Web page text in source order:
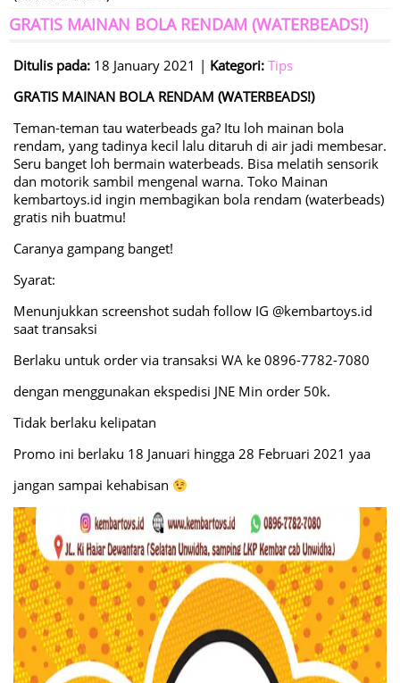
GRATIS MAINAN BOLA RENDAM (WATERBEADS!)
Ditulis pada: 18 January 2021 | Kategori: Tips
GRATIS MAINAN BOLA RENDAM (WATERBEADS!)
Teman-teman tau waterbeads ga? Itu loh mainan bola
rendam, yang tadinya kecil lalu ditaruh di air jadi membesar.
Seru banget loh bermain waterbeads. Bisa melatih sensorik
dan motorik sambil mengenal warna. Toko Mainan
kembartoys.id ingin membagikan bola rendam (waterbeads)
gratis nih buatmu!
Caranya gampang banget!
Syarat:
Menunjukkan screenshot sudah follow IG @kembartoys.id
saat transaksi
Berlaku untuk order via transaksi WA ke 0896-7782-7080
dengan menggunakan ekspedisi JNE Min order 50k.
Tidak berlaku kelipatan
Promo ini berlaku 18 Januari hingga 28 Februari 2021 yaa
jangan sampai kehabisan